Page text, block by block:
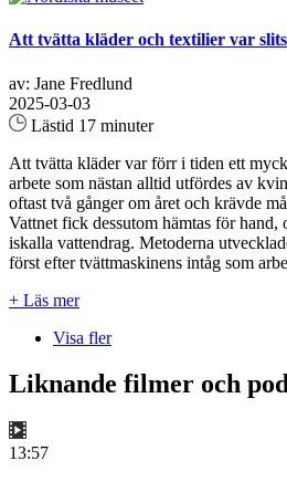
Att tvätta kläder och textilier var
av: Jane Fredlund
2025-03-03
Lästid 17 minuter
Att tvätta kläder var förr i tiden ett
arbete som nästan alltid utfördes av
oftast två gånger om året och krävde
Vattnet fick dessutom hämtas för
iskalla vattendrag. Metoderna
först efter tvättmaskinens intåg som
+ Läs mer
Visa fler
Liknande filmer och
13:57